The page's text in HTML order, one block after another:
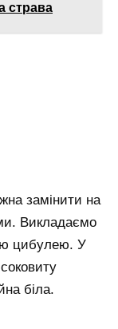
страва
замінити на
Викладаємо
цибулею. У
біла.